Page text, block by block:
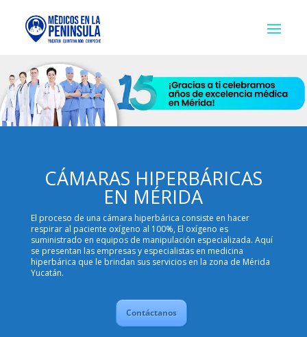
CÁMARAS HIPERBÁRICAS
EN MÉRIDA
El proceso de una cámara hiperbárica consiste en hacer
respirar al paciente oxígeno al 100%, El oxígeno es
suministrado en equipos de manipulación especializada. Aquí
se presentan las empresas y especialistas en medicina
hiperbárica que le brindan sus servicios en la zona de Mérida
Yucatán.
Contáctanos